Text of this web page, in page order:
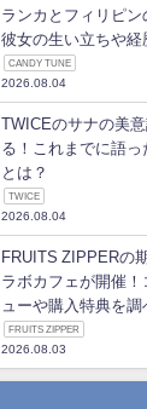
ランカとフィリピン
彼女の生い立ちや経
CANDY TUNE
2026.08.04
TWICEのサナの美
る！これまでに語っ
とは？
TWICE
2026.08.04
FRUITS ZIPPERの
ラボカフェが開催！
ューや購入特典を調
FRUITS ZIPPER
2026.08.03